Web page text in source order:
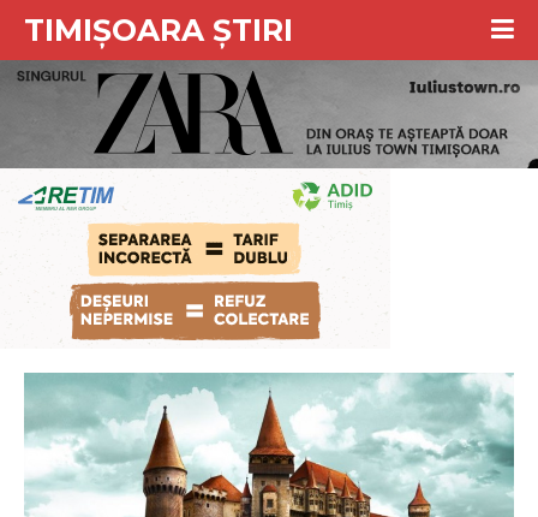
TIMIȘOARA ȘTIRI